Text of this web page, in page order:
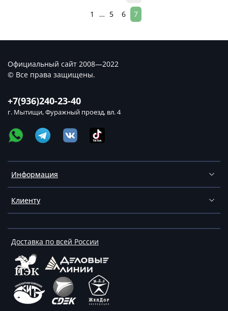
1 … 5 6 7
Информация
Клиенту
Доставка по всей России
+7(936)240-23-40
г. Мытищи, Фуражный проезд, вл. 4
Официальный сайт 2008—2022
© Все права защищены.